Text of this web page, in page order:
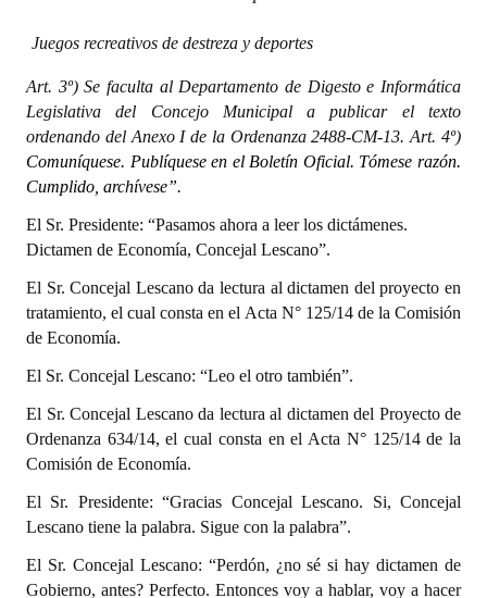
Juegos recreativos de destreza y deportes
Art. 3º) Se faculta al Departamento de Digesto e Informática
Legislativa del Concejo Municipal a publicar el texto
ordenando del Anexo I de la Ordenanza 2488-CM-13. Art. 4º)
Comuníquese. Publíquese en el Boletín Oficial. Tómese razón.
Cumplido, archívese”.
El Sr. Presidente: “Pasamos ahora a leer los dictámenes.
Dictamen de Economía, Concejal Lescano”.
El Sr. Concejal Lescano da lectura al dictamen del proyecto en
tratamiento, el cual consta en el Acta N° 125/14 de la Comisión
de Economía.
El Sr. Concejal Lescano: “Leo el otro también”.
El Sr. Concejal Lescano da lectura al dictamen del Proyecto de
Ordenanza 634/14, el cual consta en el Acta N° 125/14 de la
Comisión de Economía.
El Sr. Presidente: “Gracias Concejal Lescano. Si, Concejal
Lescano tiene la palabra. Sigue con la palabra”.
El Sr. Concejal Lescano: “Perdón, ¿no sé si hay dictamen de
Gobierno, antes? Perfecto. Entonces voy a hablar, voy a hacer